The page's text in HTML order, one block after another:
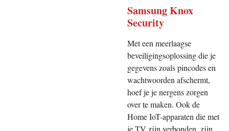
Samsung Knox
Security
Met een meerlaagse
beveiligingsoplossing die je
gegevens zoals pincodes en
wachtwoorden afschermt,
hoef je je nergens zorgen
over te maken. Ook de
Home IoT-apparaten die met
je TV zijn verbonden, zijn